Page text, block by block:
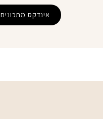
אינדקס מתכונים